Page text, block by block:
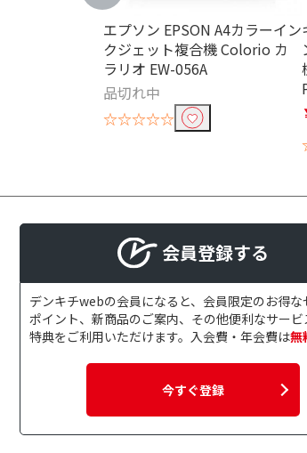
エプソン EPSON A4カラーイン
クジェット複合機 Colorio カ
ラリオ EW-056A
品切れ中
☆☆☆☆☆
会員登録する
デンキチwebの会員になると、会員限定のお得な
ポイント、新商品のご案内、その他便利なサービ
特典をご利用いただけます。入会費・年会費は無
今すぐ登録